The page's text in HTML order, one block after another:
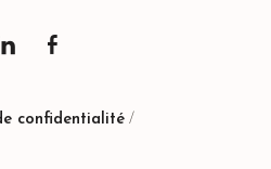
confidentialité /